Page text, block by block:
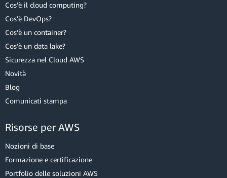
Cos'è il cloud computing?
Cos'è DevOps?
Cos’è un container?
Cos’è un data lake?
Sicurezza nel Cloud AWS
Novità
Blog
Comunicati stampa
Risorse per AWS
Nozioni di base
Formazione e certificazione
Portfolio delle soluzioni AWS